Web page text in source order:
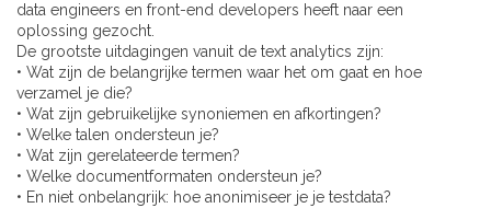
data engineers en front-end developers heeft naar een
oplossing gezocht.
De grootste uitdagingen vanuit de text analytics zijn:
• Wat zijn de belangrijke termen waar het om gaat en hoe
verzamel je die?
• Wat zijn gebruikelijke synoniemen en afkortingen?
• Welke talen ondersteun je?
• Wat zijn gerelateerde termen?
• Welke documentformaten ondersteun je?
• En niet onbelangrijk: hoe anonimiseer je je testdata?